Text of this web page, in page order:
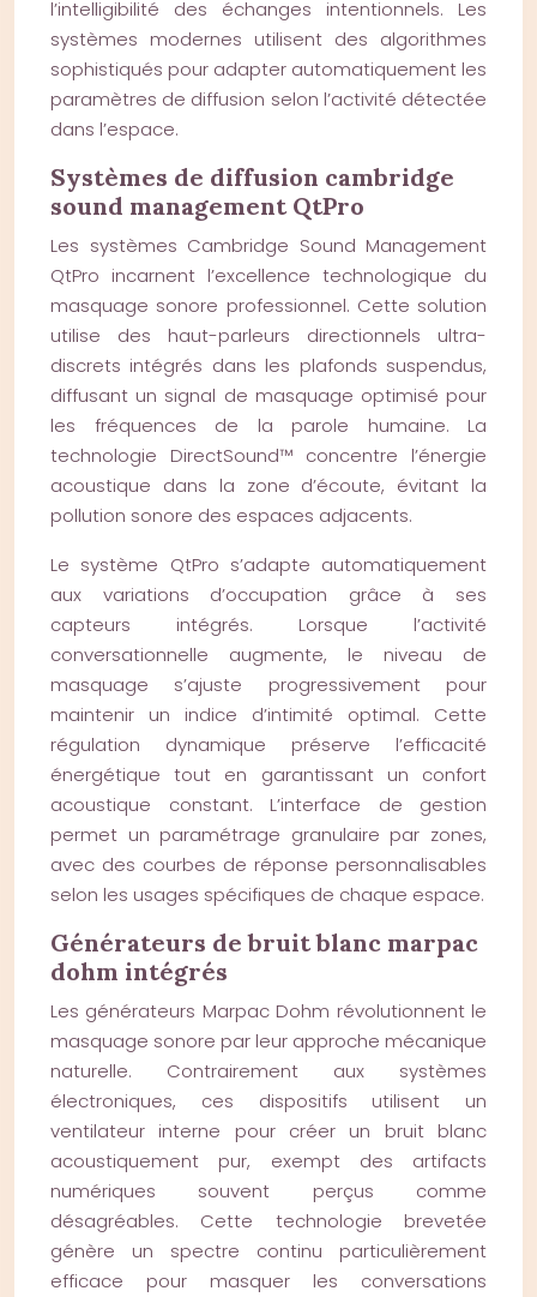
l’intelligibilité des échanges intentionnels. Les
systèmes modernes utilisent des algorithmes
sophistiqués pour adapter automatiquement les
paramètres de diffusion selon l’activité détectée
dans l’espace.
Systèmes de diffusion cambridge
sound management QtPro
Les systèmes Cambridge Sound Management
QtPro incarnent l’excellence technologique du
masquage sonore professionnel. Cette solution
utilise des haut-parleurs directionnels ultra-
discrets intégrés dans les plafonds suspendus,
diffusant un signal de masquage optimisé pour
les fréquences de la parole humaine. La
technologie DirectSound™ concentre l’énergie
acoustique dans la zone d’écoute, évitant la
pollution sonore des espaces adjacents.
Le système QtPro s’adapte automatiquement
aux variations d’occupation grâce à ses
capteurs intégrés. Lorsque l’activité
conversationnelle augmente, le niveau de
masquage s’ajuste progressivement pour
maintenir un indice d’intimité optimal. Cette
régulation dynamique préserve l’efficacité
énergétique tout en garantissant un confort
acoustique constant. L’interface de gestion
permet un paramétrage granulaire par zones,
avec des courbes de réponse personnalisables
selon les usages spécifiques de chaque espace.
Générateurs de bruit blanc marpac
dohm intégrés
Les générateurs Marpac Dohm révolutionnent le
masquage sonore par leur approche mécanique
naturelle. Contrairement aux systèmes
électroniques, ces dispositifs utilisent un
ventilateur interne pour créer un bruit blanc
acoustiquement pur, exempt des artifacts
numériques souvent perçus comme
désagréables. Cette technologie brevetée
génère un spectre continu particulièrement
efficace pour masquer les conversations